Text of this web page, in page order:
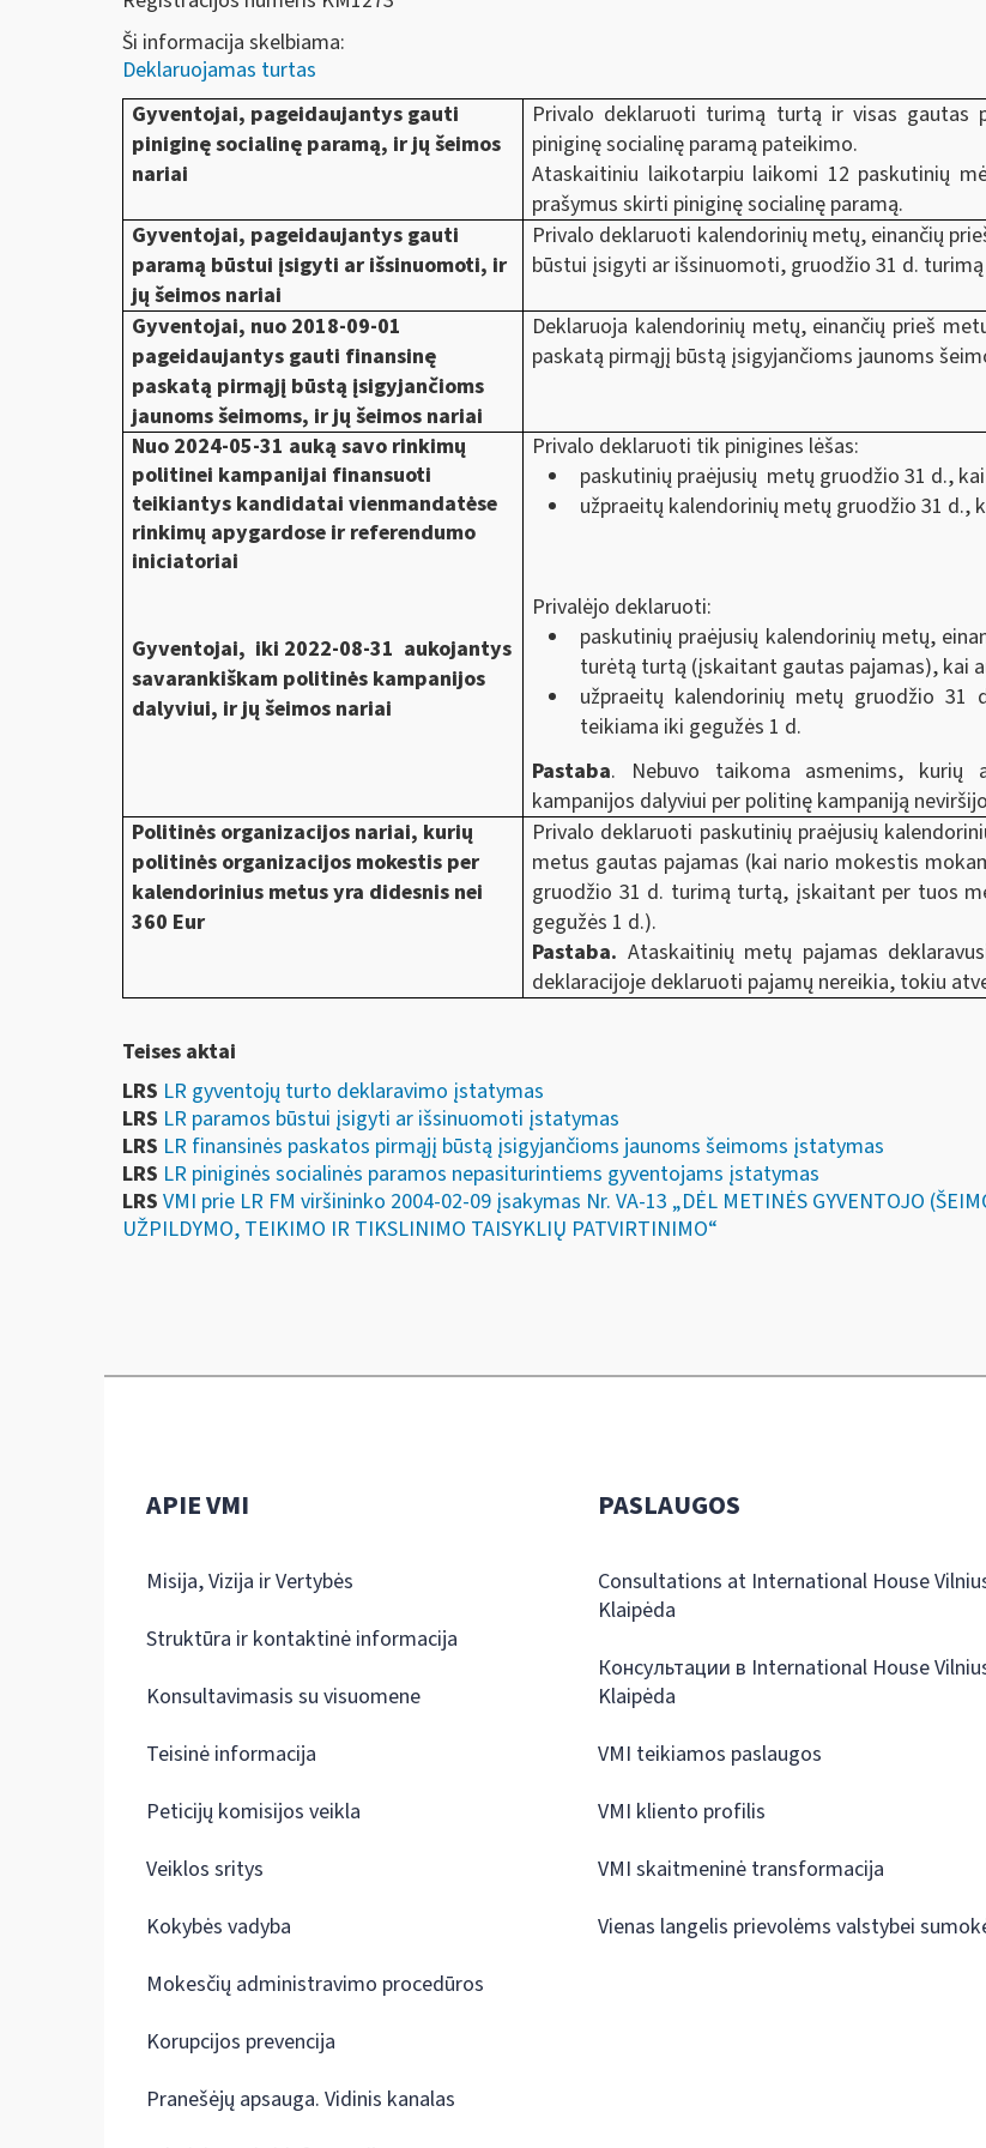
Ši informacija skelbiama:
Deklaruojamas turtas
Gyventojai, pageidaujantys gauti
piniginę socialinę paramą, ir jų šeimos
nariai
Privalo deklaruoti turimą turtą ir visas gautas
piniginę socialinę paramą pateikimo.
Ataskaitiniu laikotarpiu laikomi 12 paskutinių
prašymus skirti piniginę socialinę paramą.
Gyventojai, pageidaujantys gauti
paramą būstui įsigyti ar išsinuomoti, ir
jų šeimos nariai
Privalo deklaruoti kalendorinių metų, einančių
būstui įsigyti ar išsinuomoti, gruodžio 31 d.
Gyventojai, nuo 2018-09-01
pageidaujantys gauti finansinę
paskatą pirmąjį būstą įsigyjančioms
jaunoms šeimoms, ir jų šeimos nariai
Deklaruoja kalendorinių metų, einančių prieš
paskatą pirmąjį būstą įsigyjančioms jaunoms
Nuo 2024-05-31 auką savo rinkimų
politinei kampanijai finansuoti
teikiantys kandidatai vienmandatėse
rinkimų apygardose ir referendumo
iniciatoriai
Gyventojai, iki 2022-08-31 aukojantys
savarankiškam politinės kampanijos
dalyviui, ir jų šeimos nariai
Privalo deklaruoti tik pinigines lėšas:
paskutinių praėjusių metų gruodžio 31 d.,
užpraeitų kalendorinių metų gruodžio 31 d.,
Privalėjo deklaruoti:
paskutinių praėjusių kalendorinių metų,
turėtą turtą (įskaitant gautas pajamas), kai
užpraeitų kalendorinių metų gruodžio
teikiama iki gegužės 1 d.
Pastaba. Nebuvo taikoma asmenims, kurių
kampanijos dalyviui per politinę kampaniją
Politinės organizacijos nariai, kurių
politinės organizacijos mokestis per
kalendorinius metus yra didesnis nei
360 Eur
Privalo deklaruoti paskutinių praėjusių
metus gautas pajamas (kai nario mokestis
gruodžio 31 d. turimą turtą, įskaitant per tuos
gegužės 1 d.).
Pastaba. Ataskaitinių metų pajamas
deklaracijoje deklaruoti pajamų nereikia, tokiu
Teises aktai
LRS LR gyventojų turto deklaravimo įstatymas
LRS LR paramos būstui įsigyti ar išsinuomoti įstatymas
LRS LR finansinės paskatos pirmąjį būstą įsigyjančioms jaunoms šeimoms įstatymas
LRS LR piniginės socialinės paramos nepasiturintiems gyventojams įstatymas
LRS VMI prie LR FM viršininko 2004-02-09 įsakymas Nr. VA-13 „DĖL METINĖS GYVENTOJO
UŽPILDYMO, TEIKIMO IR TIKSLINIMO TAISYKLIŲ PATVIRTINIMO“
APIE VMI
Misija, Vizija ir Vertybės
Struktūra ir kontaktinė informacija
Konsultavimasis su visuomene
Teisinė informacija
Peticijų komisijos veikla
Veiklos sritys
Kokybės vadyba
Mokesčių administravimo procedūros
Korupcijos prevencija
Pranešėjų apsauga. Vidinis kanalas
PASLAUGOS
Consultations at International House
Klaipėda
Консультации в International House
Klaipėda
VMI teikiamos paslaugos
VMI kliento profilis
VMI skaitmeninė transformacija
Vienas langelis prievolėms valstybei